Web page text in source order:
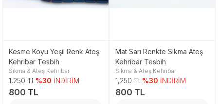
Kesme Koyu Yeşil Renk Ateş
Kehribar Tesbih
Sıkma & Ateş Kehribar
1,250 TL%30 İNDİRİM
800 TL
Mat Sarı Renkte Sıkma Ateş
Kehribar Tesbih
Sıkma & Ateş Kehribar
1,250 TL%30 İNDİRİM
800 TL